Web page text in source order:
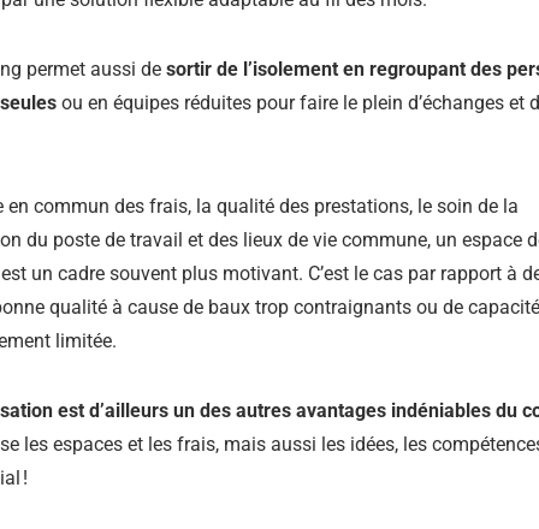
permet aussi de sortir de l’isolement en regroupant des
ou en équipes réduites pour faire le plein d’échanges et
en commun des frais, la qualité des prestations, le soin de la
du poste de travail et des lieux de vie commune, un espace
un cadre souvent plus motivant. C’est le cas par rapport à
qualité à cause de baux trop contraignants ou de capacité
limitée.
est d’ailleurs un des autres avantages indéniables du
les espaces et les frais, mais aussi les idées, les
!